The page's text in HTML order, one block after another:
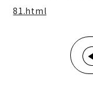
81.html